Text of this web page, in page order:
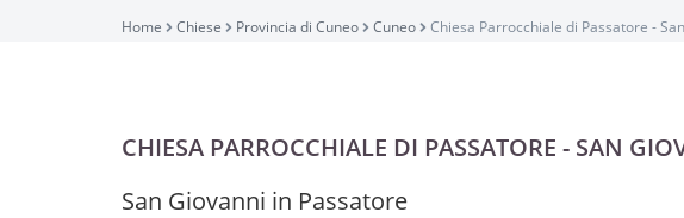
Home Chiese Provincia di Cuneo Cuneo Chiesa Parrocchiale di Passatore -
CHIESA PARROCCHIALE DI PASSATORE - SAN
San Giovanni in Passatore